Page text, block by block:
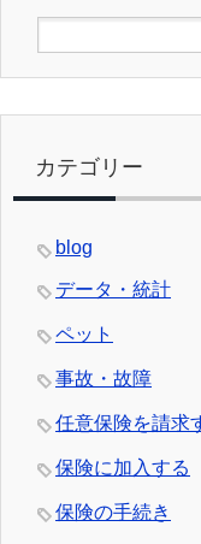
カテゴリー
blog
データ・統計
ペット
事故・故障
任意保険を請求
保険に加入する
保険の手続き